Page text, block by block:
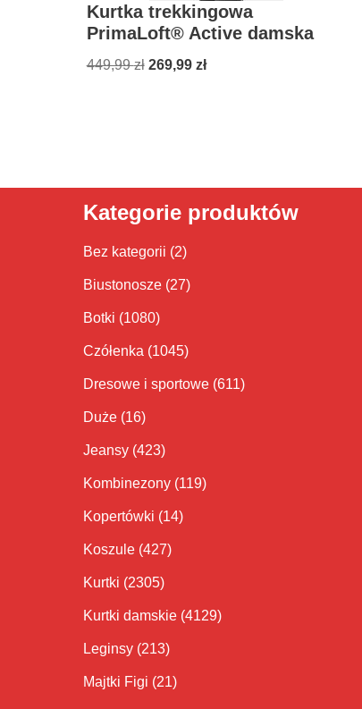
Kurtka trekkingowa
PrimaLoft® Active damska
449,99zł 269,99 zł
Kategorie produktów
Bez kategorii (2)
Biustonosze (27)
Botki (1080)
Czółenka (1045)
Dresowe i sportowe (611)
Duże (16)
Jeansy (423)
Kombinezony (119)
Kopertówki (14)
Koszule (427)
Kurtki (2305)
Kurtki damskie (4129)
Leginsy (213)
Majtki Figi (21)